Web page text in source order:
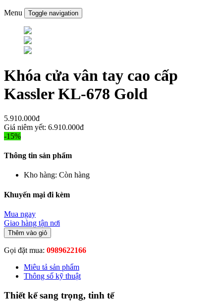
Menu Toggle navigation
Khóa cửa vân tay cao cấp
Kassler KL-678 Gold
5.910.000đ
Giá niêm yết: 6.910.000đ
-15%
Thông tin sản phẩm
Kho hàng: Còn hàng
Khuyến mại đi kèm
Mua ngay
Giao hàng tận nơi
Thêm vào giỏ
Gọi đặt mua: 0989622166
Miêu tả sản phẩm
Thông số kỹ thuật
Thiết kế sang trọng, tinh tế